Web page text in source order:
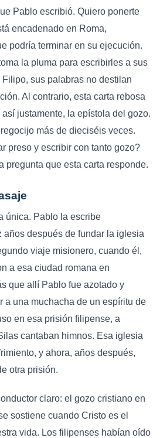
Pablo escribió. Quiero ponerte
encadenado en Roma,
podría terminar en su ejecución.
la pluma para escribirles a sus
sus palabras no destilan
Al contrario, esta carta rebosa
justamente, la epístola del gozo.
más de dieciséis veces.
preso y escribir con tanto gozo?
pregunta que esta carta responde.
única. Pablo la escribe
años después de fundar la iglesia
viaje misionero, cuando él,
a esa ciudad romana en
que allí Pablo fue azotado y
a una muchacha de un espíritu de
en esa prisión filipense, a
cantaban himnos. Esa iglesia
y ahora, años después,
otra prisión.
claro: el gozo cristiano en
sostiene cuando Cristo es el
vida. Los filipenses habían oído